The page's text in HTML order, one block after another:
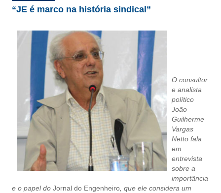
PLANO DE SAÚDE
SEESPPREV
CONSÓRCIOS
CAMPANHAS SALARIAIS
COMUNICAÇÃO
PALAVRA DO MURILO
NOTÍCIAS
“JE é marco na história sindical”
O consultor
e analista
político
João
Guilherme
Vargas
Netto fala
em
entrevista
sobre a
importância
e o papel do Jornal do Engenheiro , que ele considera um